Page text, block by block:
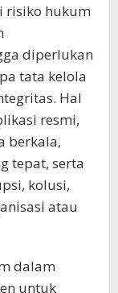
risiko hukum
diperlukan
tata kelola
Hal
resmi,
berkala,
tepat, serta
kolusi,
atau
dalam
untuk